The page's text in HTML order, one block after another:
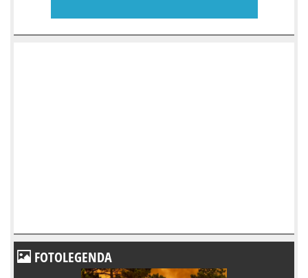
FOTOLEGENDA